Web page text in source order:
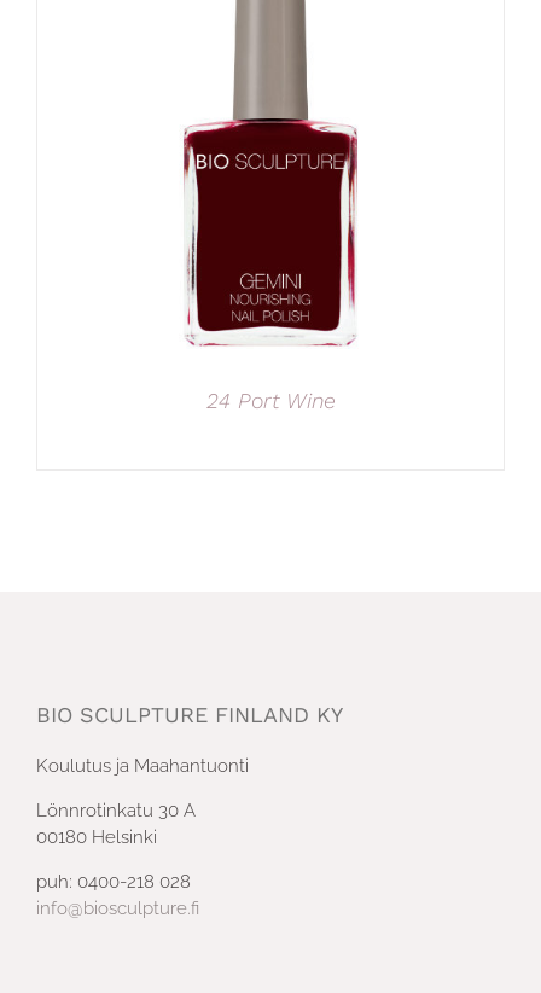
24 Port Wine
BIO SCULPTURE FINLAND KY
Koulutus ja Maahantuonti
Lönnrotinkatu 30 A
00180 Helsinki
puh: 0400-218 028
info@biosculpture.fi